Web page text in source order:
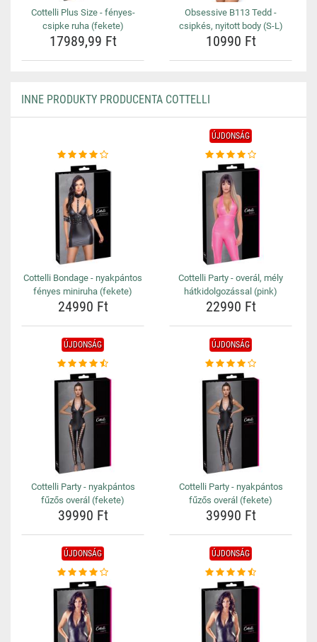
Cottelli Plus Size - fényes-
csipke ruha (fekete)
17989,99 Ft
Obsessive B113 Tedd -
csipkés, nyitott body (S-L)
10990 Ft
INNE PRODUKTY PRODUCENTA COTTELLI
Cottelli Bondage - nyakpántos
fényes miniruha (fekete)
24990 Ft
ÚJDONSÁG
Cottelli Party - overál, mély
hátkidolgozással (pink)
22990 Ft
ÚJDONSÁG
Cottelli Party - nyakpántos
fűzős overál (fekete)
39990 Ft
ÚJDONSÁG
Cottelli Party - nyakpántos
fűzős overál (fekete)
39990 Ft
ÚJDONSÁG ÚJDONSÁG